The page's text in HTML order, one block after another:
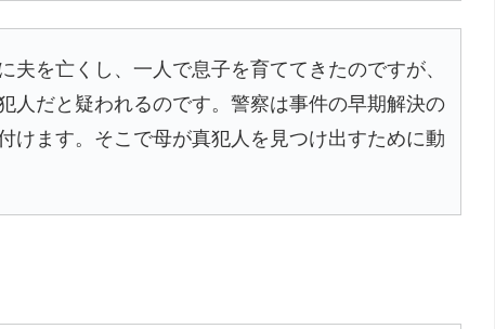
を亡くし、一人で息子を育ててきたのですが、
人だと疑われるのです。警察は事件の早期解決の
けます。そこで母が真犯人を見つけ出すために動